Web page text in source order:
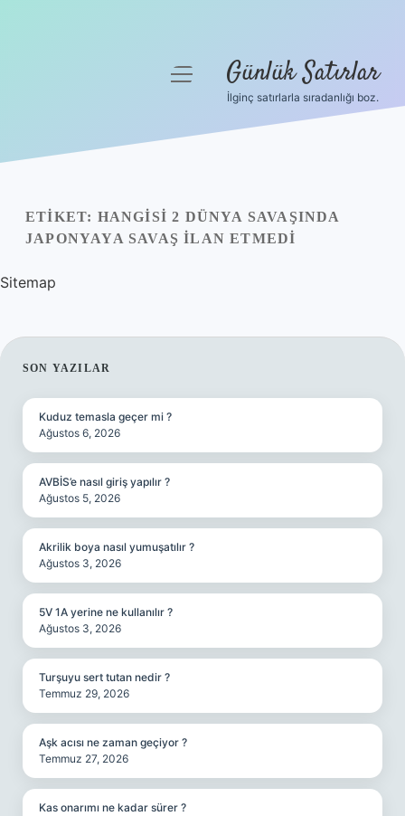
Yasal Uyarı
menüyü Günlük Satırlar
İlginç satırlarla sıradanlığı boz.
ETIKET: HANGISI 2 DÜNYA SAVAŞINDA
JAPONYAYA SAVAŞ ILAN ETMEDI
Sitemap
SIDEBAR
SON YAZILAR
Kuduz temasla geçer mi ?
Ağustos 6, 2026
AVBİS’e nasıl giriş yapılır ?
Ağustos 5, 2026
Akrilik boya nasıl yumuşatılır ?
Ağustos 3, 2026
5V 1A yerine ne kullanılır ?
Ağustos 3, 2026
Turşuyu sert tutan nedir ?
Temmuz 29, 2026
Aşk acısı ne zaman geçiyor ?
Temmuz 27, 2026
Kas onarımı ne kadar sürer ?